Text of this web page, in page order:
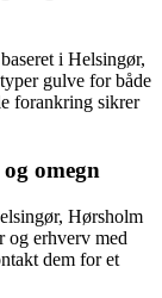
i Helsingør,
gulve for både
forankring sikrer
omegn
Hørsholm
og erhverv med
dem for et